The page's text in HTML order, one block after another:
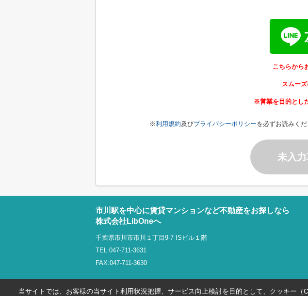
こちらから
スムー
※営業を目的とし
※利用規約及びプライバシーポリシーを必ずお読みく
未入
市川駅を中心に賃貸マンションなど不動産をお探しなら
株式会社LibOneへ
千葉県市川市市川１丁目9-7 ISビル１階
TEL:047-711-3631
FAX:047-711-3630
当サイトでは、お客様の当サイト利用状況把握、サービス向上検討を目的として、クッキー（